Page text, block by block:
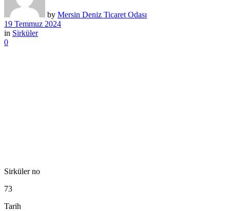
by Mersin Deniz Ticaret Odası
19 Temmuz 2024
in Sirküler
0
Sirküler no
73
Tarih